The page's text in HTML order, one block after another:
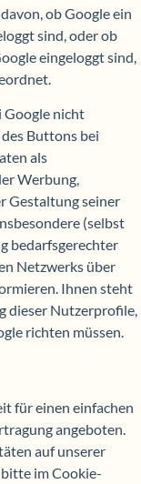
ob Google ein
sind, oder ob
eingeloggt sind,
Google nicht
Buttons bei
als
Werbung,
Gestaltung seiner
(selbst
bedarfsgerechter
Netzwerks über
Ihnen steht
dieser Nutzerprofile,
richten müssen.
für einen einfachen
angeboten.
auf unserer
im Cookie-